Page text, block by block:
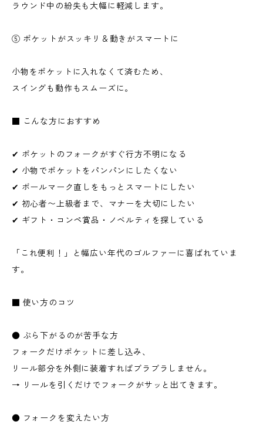
ラウンド中の紛失も大幅に軽減します。
⑤ ポケットがスッキリ＆動きがスマートに
小物をポケットに入れなくて済むため、
スイングも動作もスムーズに。
■ こんな方におすすめ
✔ ポケットのフォークがすぐ行方不明になる
✔ 小物でポケットをパンパンにしたくない
✔ ボールマーク直しをもっとスマートにしたい
✔ 初心者〜上級者まで、マナーを大切にしたい
✔ ギフト・コンペ賞品・ノベルティを探している
「これ便利！」と幅広い年代のゴルファーに喜ばれていま
す。
■ 使い方のコツ
● ぶら下がるのが苦手な方
フォークだけポケットに差し込み、
リール部分を外側に装着すればブラブラしません。
→ リールを引くだけでフォークがサッと出てきます。
● フォークを変えたい方